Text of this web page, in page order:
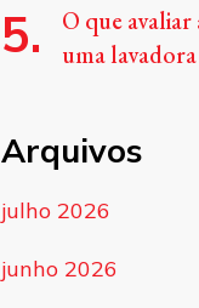
O que avaliar
uma
Arquivos
julho 2026
junho 2026